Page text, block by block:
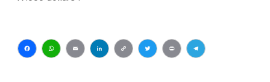
Facebook
WhatsApp
EmailLinkedIn
CopyTwitter
PrintTelegram